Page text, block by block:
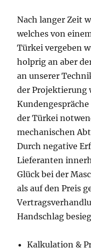
Nach langer Zeit
welches von
Türkei vergeben
holprig an aber
an unserer
der Projektierung
der Türkei
mechanischen
Durch negative
Lieferanten
Glück bei der
als auf den Preis
Handschlag
Kalkulation &